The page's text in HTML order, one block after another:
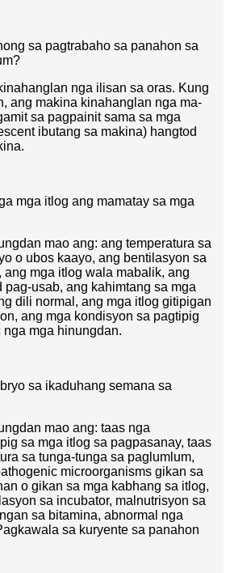
sa pagtrabaho sa panahon sa
nga ilisan sa oras. Kung
ang makina kinahanglan nga ma-
sa pagpainit sama sa mga
ibutang sa makina) hangtod
mga itlog ang mamatay sa mga
mao ang: ang temperatura sa
o ubos kaayo, ang bentilasyon sa
ang mga itlog wala mabalik, ang
pag-usab, ang kahimtang sa mga
dili normal, ang mga itlog gitipigan
ang mga kondisyon sa pagtipig
mga hinungdan.
sa ikaduhang semana sa
mao ang: taas nga
sa mga itlog sa pagpasanay, taas
sa tunga-tunga sa paglumlum,
microorganisms gikan sa
o gikan sa mga kabhang sa itlog,
sa incubator, malnutrisyon sa
sa bitamina, abnormal nga
sa kuryente sa panahon